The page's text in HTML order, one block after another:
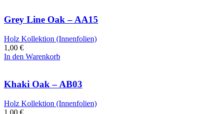
Grey Line Oak – AA15
Holz Kollektion (Innenfolien)
1,00 €
In den Warenkorb
Khaki Oak – AB03
Holz Kollektion (Innenfolien)